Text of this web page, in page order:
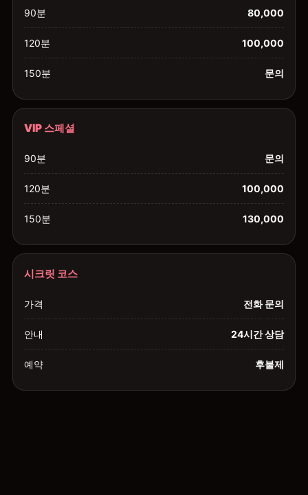
90분 80,000
120분 100,000
150분 문의
VIP 스페셜
90분 문의
120분 100,000
150분 130,000
시크릿 코스
가격 전화 문의
안내 24시간 상담
예약 후불제